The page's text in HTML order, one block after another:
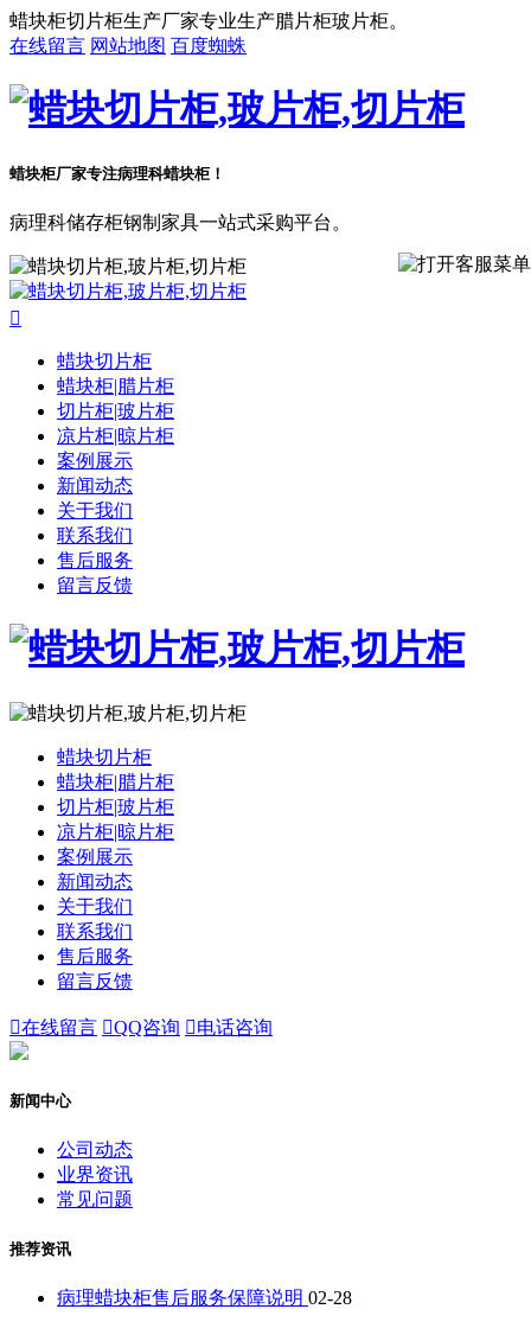
蜡块柜切片柜生产厂家专业生产腊片柜玻片柜。
在线留言 网站地图 百度蜘蛛
蜡块柜厂家专注病理科蜡块柜！
病理科储存柜钢制家具一站式采购平台。

蜡块切片柜
蜡块柜|腊片柜
切片柜|玻片柜
凉片柜|晾片柜
案例展示
新闻动态
关于我们
联系我们
售后服务
留言反馈
蜡块切片柜
蜡块柜|腊片柜
切片柜|玻片柜
凉片柜|晾片柜
案例展示
新闻动态
关于我们
联系我们
售后服务
留言反馈
在线留言 QQ咨询 电话咨询
新闻中心
公司动态
业界资讯
常见问题
推荐资讯
病理蜡块柜售后服务保障说明 02-28